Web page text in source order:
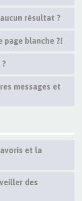
résultat ?
page blanche ?!
messages et
et la
des